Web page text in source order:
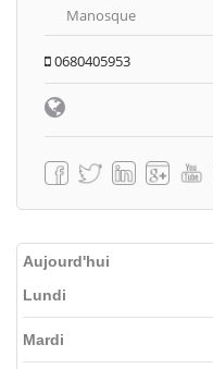
Manosque
0680405953
Aujourd'hui
Lundi
Mardi